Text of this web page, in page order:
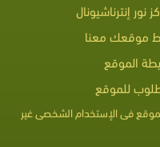
نور إنترناشيونال
موقعك معنا
الموقع
للموقع
فى الإستخدام الشخصى غير